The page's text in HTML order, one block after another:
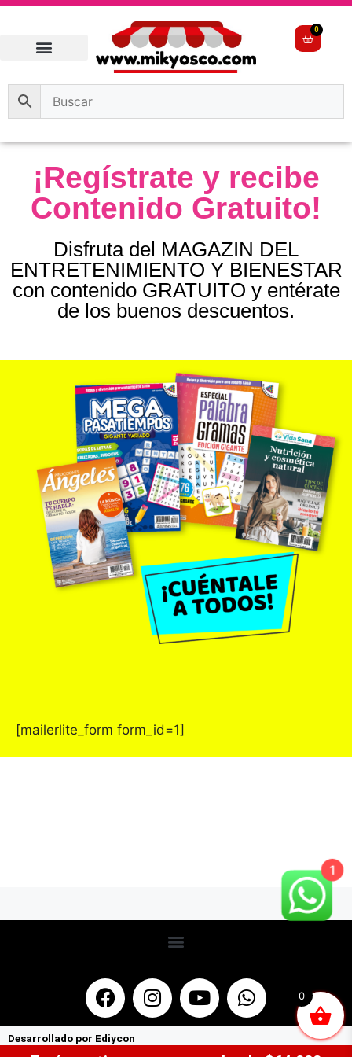
0
¡Regístrate y recibe
Contenido Gratuito!
Disfruta del MAGAZIN DEL
ENTRETENIMIENTO Y BIENESTAR
con contenido GRATUITO y entérate
de los buenos descuentos.
[mailerlite_form form_id=1]
Desarrollado por Ediycon
0
1